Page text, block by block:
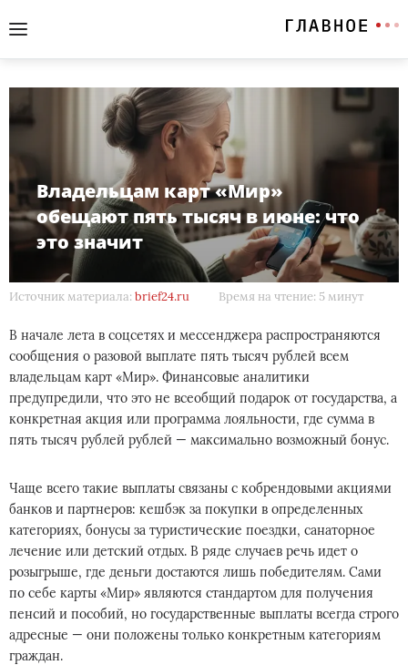
Владельцам карт «Мир»
обещают пять тысяч в июне: что
это значит
Источник материала: brief24.ru Время на чтение: 5 минут
В начале лета в соцсетях и мессенджера распространяются
сообщения о разовой выплате пять тысяч рублей всем
владельцам карт «Мир». Финансовые аналитики
предупредили, что это не всеобщий подарок от государства, а
конкретная акция или программа лояльности, где сумма в
пять тысяч рублей рублей — максимально возможный бонус.
Чаще всего такие выплаты связаны с кобрендовыми акциями
банков и партнеров: кешбэк за покупки в определенных
категориях, бонусы за туристические поездки, санаторное
лечение или детский отдых. В ряде случаев речь идет о
розыгрыше, где деньги достаются лишь победителям. Сами
по себе карты «Мир» являются стандартом для получения
пенсий и пособий, но государственные выплаты всегда строго
адресные — они положены только конкретным категориям
граждан.